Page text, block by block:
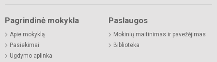
Pagrindinė mokykla
Apie mokyklą
Pasiekimai
Ugdymo aplinka
Paslaugos
Mokinių maitinimas ir pavežėjimas
Biblioteka